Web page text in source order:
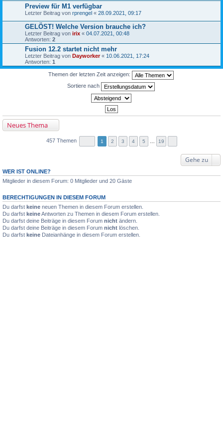
Preview für M1 verfügbar
Letzter Beitrag von rprengel « 28.09.2021, 09:17
GELÖST! Welche Version brauche ich?
Letzter Beitrag von irix « 04.07.2021, 00:48
Antworten: 2
Fusion 12.2 startet nicht mehr
Letzter Beitrag von Dayworker« 10.06.2021, 17:24
Antworten: 1
Themen der letzten Zeit anzeigen:
Sortiere nach
Neues Thema
457 Themen 1 2 3 4 5 19
Gehe zu
WER IST ONLINE?
Mitglieder in diesem Forum: 0 Mitglieder und 20 Gäste
BERECHTIGUNGEN IN DIESEM FORUM
Du darfst keine neuen Themen in diesem Forum erstellen.
Du darfst keineAntworten zu Themen in diesem Forum erstellen.
Du darfst deine Beiträge in diesem Forum nicht ändern.
Du darfst deine Beiträge in diesem Forum nicht löschen.
Du darfst keine Dateianhänge in diesem Forum erstellen.